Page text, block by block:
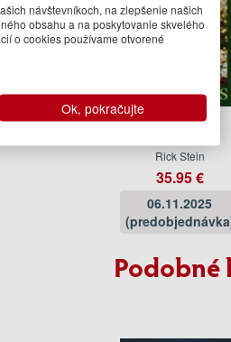
Rick Steins
Rick Stein
35.95 €
06.11.2025
Podobné
návštevníkoch, na zlepšenie našich
obsahu a na poskytovanie skvelého
o cookies používame otvorené
Ok, pokračujte